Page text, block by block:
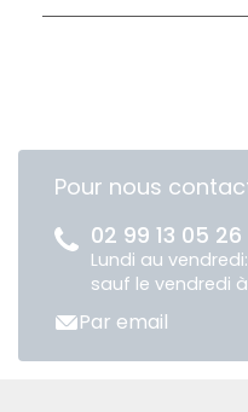
Pour nous
02 99 13 05 26
Lundi au vendredi:
sauf le vendredi à
Par email